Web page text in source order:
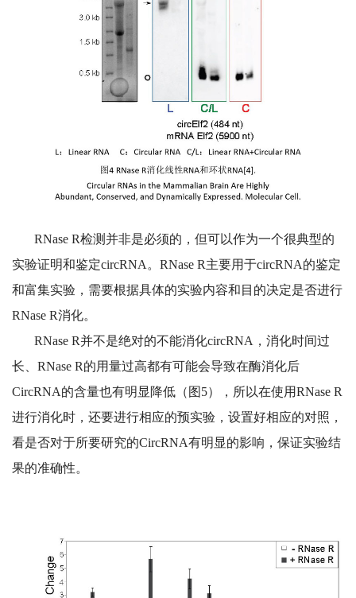
RNase R检测并非是必须的，但可以作为一个很典型的
实验证明和鉴定circRNA。RNase R主要用于circRNA的鉴定
和富集实验，需要根据具体的实验内容和目的决定是否进行
RNase R消化。
RNase R并不是绝对的不能消化circRNA，消化时间过
长、RNase R的用量过高都有可能会导致在酶消化后
CircRNA的含量也有明显降低（图5），所以在使用RNase R
进行消化时，还要进行相应的预实验，设置好相应的对照，
看是否对于所要研究的CircRNA有明显的影响，保证实验结
果的准确性。